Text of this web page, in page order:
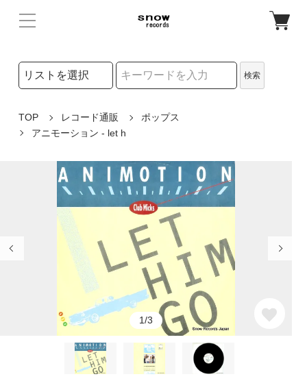
検索リストの選択
検索
TOP レコード通販
ポップス
アニモーション - let h
1/3